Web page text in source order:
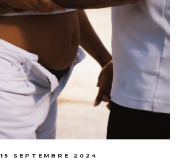
15 SEPTEMBRE 2024